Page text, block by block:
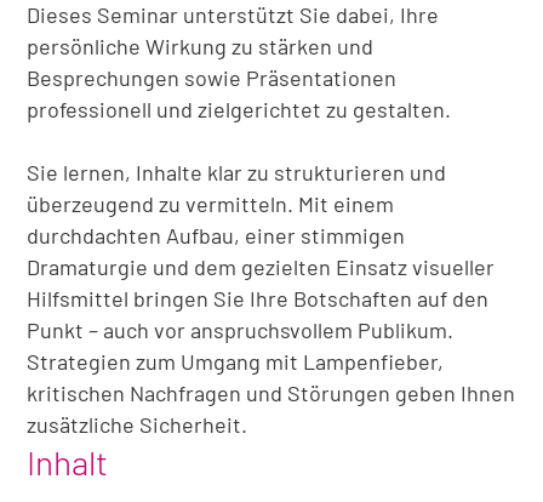
Dieses Seminar unterstützt Sie dabei, Ihre
persönliche Wirkung zu stärken und
Besprechungen sowie Präsentationen
professionell und zielgerichtet zu gestalten.
Sie lernen, Inhalte klar zu strukturieren und
überzeugend zu vermitteln. Mit einem
durchdachten Aufbau, einer stimmigen
Dramaturgie und dem gezielten Einsatz visueller
Hilfsmittel bringen Sie Ihre Botschaften auf den
Punkt – auch vor anspruchsvollem Publikum.
Strategien zum Umgang mit Lampenfieber,
kritischen Nachfragen und Störungen geben Ihnen
zusätzliche Sicherheit.
Inhalt